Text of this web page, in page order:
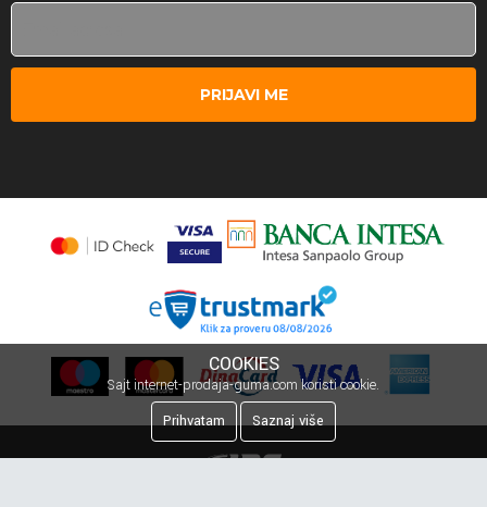
PRIJAVI ME
COOKIES
Sajt internet-prodaja-guma.com koristi cookie.
Prihvatam
Saznaj više